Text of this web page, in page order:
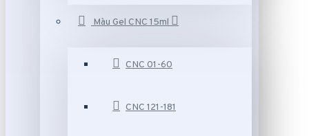
Màu Gel CNC 15ml
CNC 01-60
CNC 121-181